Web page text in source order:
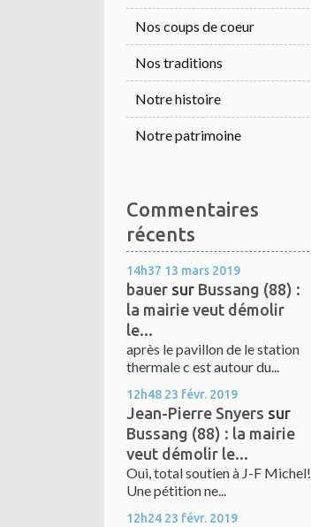
Nos coups de coeur
Nos traditions
Notre histoire
Notre patrimoine
Commentaires
récents
14h37 13 mars 2019
bauer sur Bussang (88) :
la mairie veut démolir
le...
après le pavillon de le station
thermale c est autour du...
12h48 23 févr. 2019
Jean-Pierre Snyers sur
Bussang (88) : la mairie
veut démolir le...
Oui, total soutien à J-F Michel!
Une pétition ne...
12h24 23 févr. 2019